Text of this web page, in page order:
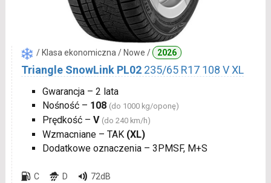
/ Klasa ekonomiczna / Nowe / 2026
Triangle SnowLink PL02 235/65 R17 108 V XL
Gwarancja – 2 lata
Nośność – 108 (do 1000 kg/oponę)
Prędkość – V (do 240 km/h)
Wzmacniane – TAK (XL)
Dodatkowe oznaczenia – 3PMSF, M+S
C D 72dB